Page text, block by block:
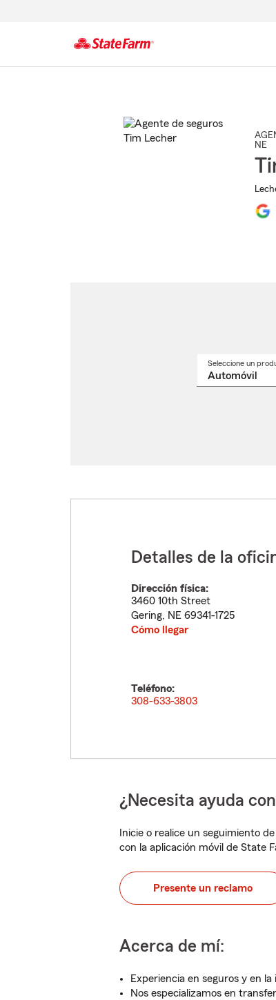
NE
Seleccione un
Detalles de la
Dirección física:
3460 10th Street
Gering, NE 69341-1725
Cómo llegar
Teléfono:
308-633-3803
¿Necesita ayuda
Inicie o realice un seguimiento
con la aplicación móvil de State
Presente un reclamo
Acerca de mí:
Experiencia en seguros y en
Nos especializamos en